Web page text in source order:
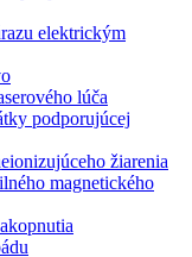
elektrickým
lúča
podporujúcej
žiarenia
magnetického